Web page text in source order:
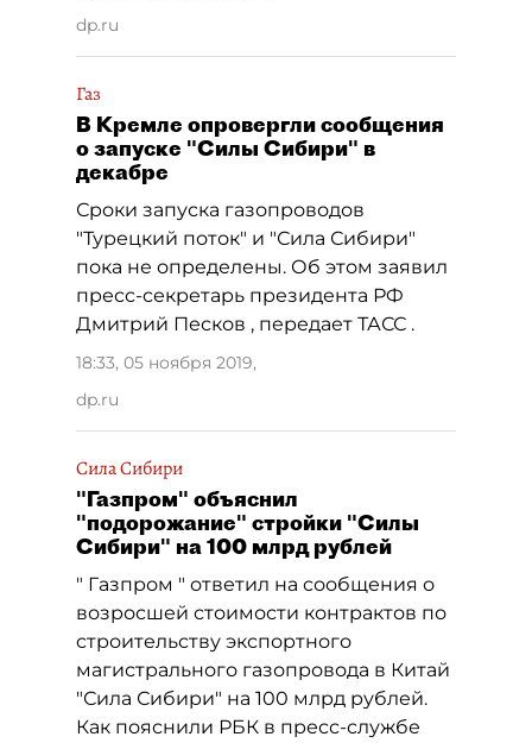
dp.ru
Газ
В Кремле опровергли сообщения
о запуске "Силы Сибири" в
декабре
Сроки запуска газопроводов
"Турецкий поток" и "Сила Сибири"
пока не определены. Об этом заявил
пресс-секретарь президента РФ
Дмитрий Песков , передает ТАСС .
18:33, 05 ноября 2019,
dp.ru
Сила Сибири
"Газпром" объяснил
"подорожание" стройки "Силы
Сибири" на 100 млрд рублей
" Газпром " ответил на сообщения о
возросшей стоимости контрактов по
строительству экспортного
магистрального газопровода в Китай
"Сила Сибири" на 100 млрд рублей.
Как пояснили РБК в пресс-службе